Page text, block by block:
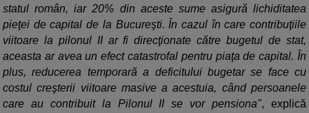
statul român, iar 20% din aceste sume asigură lichiditatea
pieţei de capital de la Bucureşti. În cazul în care contribuţiile
viitoare la pilonul II ar fi direcţionate către bugetul de stat,
aceasta ar avea un efect catastrofal pentru piaţa de capital. În
plus, reducerea temporară a deficitului bugetar se face cu
costul creşterii viitoare masive a acestuia, când persoanele
care au contribuit la Pilonul II se vor pensiona", explică